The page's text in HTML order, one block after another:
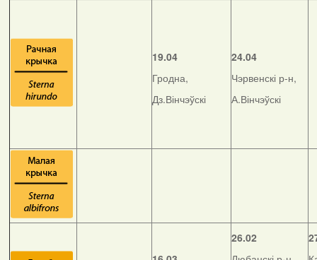
19.04
Гродна,
Дз.Вінчэўскі
24.04
Чэрвенскі р-н,
А.Вінчэўскі
26.02